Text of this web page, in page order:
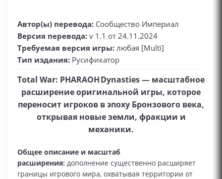
Автор(ы) перевода: Сообщество Империал
Версия перевода: v 1.1 от 24.11.2024
Требуемая версия игры: любая [Multi]
Тип издания: Русификатор
Total War: PHARAOH Dynasties — масштабное
расширение оригинальной игры, которое
переносит игроков в эпоху Бронзового века,
открывая новые земли, фракции и
механики.
Общее описание и масштаб
расширения: дополнение существенно расширяет
границы игрового мира, охватывая территории от